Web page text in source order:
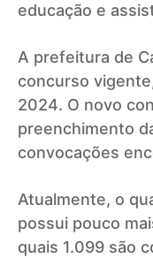
educação e
A prefeitura de
concurso
2024. O novo
preenchimento
convocações
Atualmente, o
possui pouco
quais 1.099 são